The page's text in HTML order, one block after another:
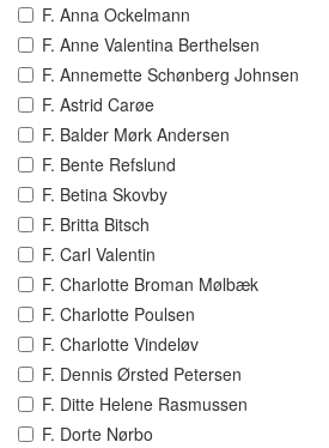
F. Anna Ockelmann
F. Anne Valentina Berthelsen
F. Annemette Schønberg Johnsen
F. Astrid Carøe
F. Balder Mørk Andersen
F. Bente Refslund
F. Betina Skovby
F. Britta Bitsch
F. Carl Valentin
F. Charlotte Broman Mølbæk
F. Charlotte Poulsen
F. Charlotte Vindeløv
F. Dennis Ørsted Petersen
F. Ditte Helene Rasmussen
F. Dorte Nørbo